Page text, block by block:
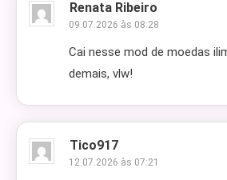
Renata Ribeiro
09.07.2026 às 08:28
Cai nesse mod de moedas
demais, vlw!
Tico917
12.07.2026 às 07:21